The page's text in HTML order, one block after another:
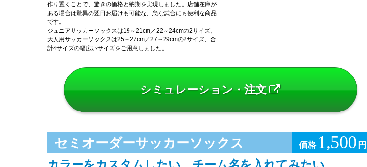
作り置くことで、驚きの価格と納期を実現しました。店舗在庫が
ある場合は驚異の翌日お届けも可能な、急な試合にも便利な商品
です。
ジュニアサッカーソックスは19～21cm／22～24cmの2サイズ、
大人用サッカーソックスは25～27cm／27～29cmの2サイズ、合
計4サイズの幅広いサイズをご用意しました。
シミュレーション・注文
セミオーダーサッカーソックス 価格 1,500 円
カラーをカスタムしたい、チーム名を入れてみたい。